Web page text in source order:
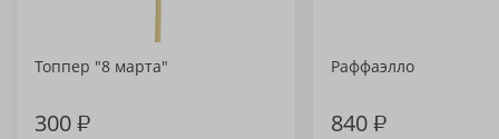
Топпер "8 марта"
300₽
Раффаэлло
840₽